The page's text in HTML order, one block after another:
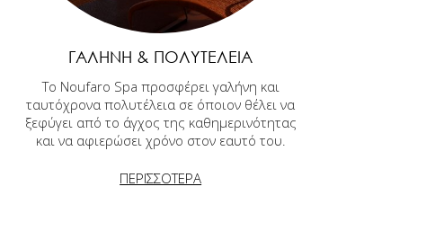
ΓΑΛΉΝΗ & ΠΟΛΥΤΈΛΕΙΑ
Το Noufaro Spa προσφέρει γαλήνη και
ταυτόχρονα πολυτέλεια σε όποιον θέλει να
ξεφύγει από το άγχος της καθημερινότητας
και να αφιερώσει χρόνο στον εαυτό του.
ΠΕΡΙΣΣΟΤΕΡΑ